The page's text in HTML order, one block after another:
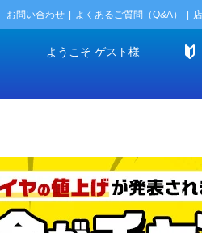
お問い合わせ よくあるご質問（Q&A）
ようこそ ゲスト様